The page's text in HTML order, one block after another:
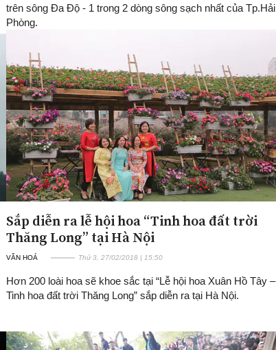
trên sông Đa Độ - 1 trong 2 dòng sông sạch nhất của Tp.Hải
Phòng.
Sắp diễn ra lễ hội hoa “Tinh hoa đất trời
Thăng Long” tại Hà Nội
VĂN HOÁ Thứ 3, 27/02/2018 | 15:50
Hơn 200 loài hoa sẽ khoe sắc tại “Lễ hội hoa Xuân Hồ Tây –
Tinh hoa đất trời Thăng Long” sắp diễn ra tại Hà Nội.